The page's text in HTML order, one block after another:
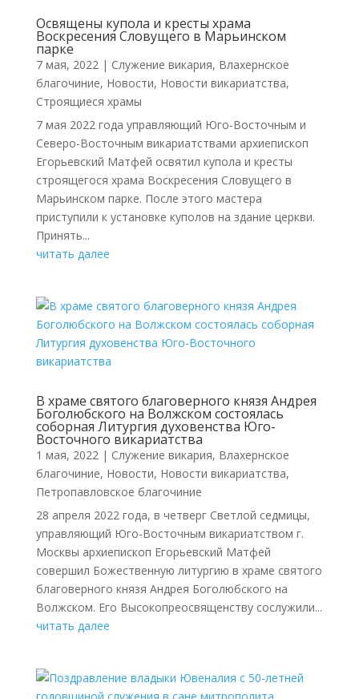
Освящены купола и кресты храма
Воскресения Словущего в Марьинском
парке
7 мая, 2022| Cлужение викария, Влахернское
благочиние, Новости, Новости викариатства,
Строящиеся храмы
7 мая 2022 года управляющий Юго-Восточным и
Северо-Восточным викариатствами архиепископ
Егорьевский Матфей освятил купола и кресты
строящегося храма Воскресения Словущего в
Марьинском парке. После этого мастера
приступили к установке куполов на здание церкви.
Принять...
читать далее
В храме святого благоверного князя Андрея
Боголюбского на Волжском состоялась
соборная Литургия духовенства Юго-
Восточного викариатства
1 мая, 2022| Cлужение викария, Влахернское
благочиние, Новости, Новости викариатства,
Петропавловское благочиние
28 апреля 2022 года, в четверг Светлой седмицы,
управляющий Юго-Восточным викариатством г.
Москвы архиепископ Егорьевский Матфей
совершил Божественную литургию в храме святого
благоверного князя Андрея Боголюбского на
Волжском. Его Высокопреосвященству сослужили...
читать далее